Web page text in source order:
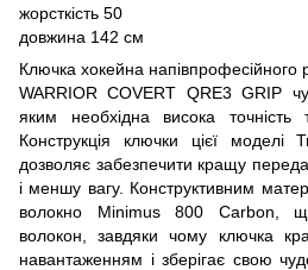
жорсткість 50
довжина 142 см
Ключка хокейна напівпрофесійного
WARRIOR COVERT QRE3 GRIP
яким необхідна висока точність
Конструкція ключки цієї моделі
дозволяє забезпечити кращу
і меншу вагу. Конструктивним
волокно Minimus 800 Carbon,
волокон, завдяки чому ключка
навантаженням і зберігає свою